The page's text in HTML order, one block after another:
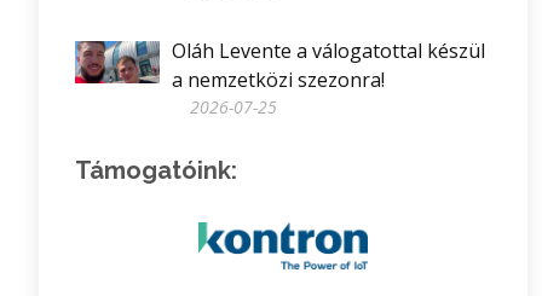
Oláh Levente a válogatottal készül
a nemzetközi szezonra!
2026-07-25
Támogatóink: